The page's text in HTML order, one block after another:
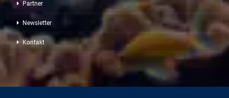
Partner
Newsletter
Kontakt